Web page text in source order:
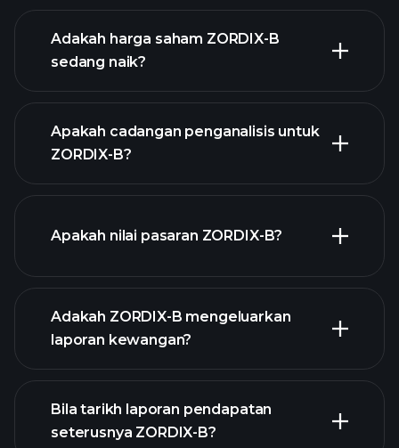
grafik lanjutan
Adakah harga saham ZORDIX-B
sedang naik?
ZORDIX-B
Apakah cadangan penganalisis untuk
ZORDIX-B?
Apakah nilai pasaran ZORDIX-B?
senarai saham kami
Adakah ZORDIX-B mengeluarkan
laporan kewangan?
kewangan
ZORDIX-B
Bila tarikh laporan pendapatan
seterusnya ZORDIX-B?